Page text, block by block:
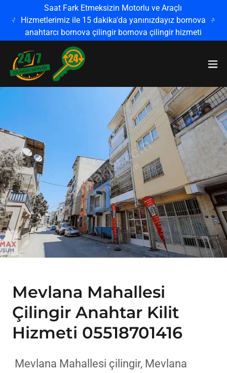
Saat Fark Etmeksizin Motorlu ve Araçlı
Hizmetlerimiz ile 15 dakika'da yanınızdayız bornova
anahtarcı bornova çilingir bornova çilingir hizmeti
Mevlana Mahallesi
Çilingir Anahtar Kilit
Hizmeti 05518701416
Mevlana Mahallesi çilingir, Mevlana